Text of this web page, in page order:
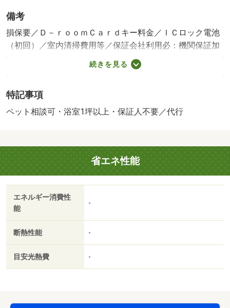
備考
損保要／Ｄ－ｒｏｏｍＣａｒｄキー料金／ＩＣロック電池
（初回）／室内清掃費用等／保証会社利用必：機関保証加
入必須。 機関保証料は月額賃料等総額の３．４％＋８０
０円／月（その他商品あり）／ペット相談／［退去時費
料金はご契約前にＬＰガス事業者にご確認いただけま
す。 ※当物件のガス料金は、当社よりご請求致します。
報をご確認ください。※本建物はＢＥＬ 保証会社：イン
トラスト／バストイレ別／バルコニー／エアコン／クロゼ
ット／フローリング／シャワー付洗面台／ＴＶインターホ
ン／浴室乾燥機／オートロック／室内洗濯置／シューズボ
ックス／追焚機能浴室／温水洗浄便座／駐輪場／宅配ボッ
クス／敷金不要／対面式キッチン／防犯カメラ／ペット相
ト使用料不要／床下収納／築２年以内／築３年以内／浴室
１坪以上／トイレ未使用／築５年以内／セキュリティ会社
加入済／プロパンガス／ＢＳ／礼金２ヶ月／保証会社利用
セブンイレブン（コンビニ）まで４８８０ｍ／業務スーパ
続きを見る
特記事項
ペット相談可・浴室1坪以上・保証人不要／代行
省エネ性能
エネルギー消費性
能
-
断熱性能 -
目安光熱費 -